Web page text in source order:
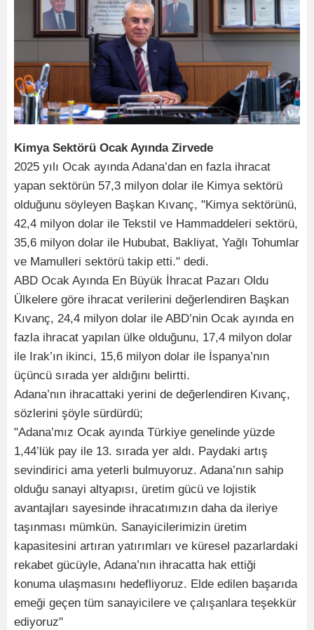
Kimya Sektörü Ocak Ayında Zirvede
2025 yılı Ocak ayında Adana’dan en fazla ihracat
yapan sektörün 57,3 milyon dolar ile Kimya sektörü
olduğunu söyleyen Başkan Kıvanç, "Kimya sektörünü,
42,4 milyon dolar ile Tekstil ve Hammaddeleri sektörü,
35,6 milyon dolar ile Hububat, Bakliyat, Yağlı Tohumlar
ve Mamulleri sektörü takip etti." dedi.
ABD Ocak Ayında En Büyük İhracat Pazarı Oldu
Ülkelere göre ihracat verilerini değerlendiren Başkan
Kıvanç, 24,4 milyon dolar ile ABD’nin Ocak ayında en
fazla ihracat yapılan ülke olduğunu, 17,4 milyon dolar
ile Irak’ın ikinci, 15,6 milyon dolar ile İspanya’nın
üçüncü sırada yer aldığını belirtti.
Adana’nın ihracattaki yerini de değerlendiren Kıvanç,
sözlerini şöyle sürdürdü;
"Adana’mız Ocak ayında Türkiye genelinde yüzde
1,44’lük pay ile 13. sırada yer aldı. Paydaki artış
sevindirici ama yeterli bulmuyoruz. Adana’nın sahip
olduğu sanayi altyapısı, üretim gücü ve lojistik
avantajları sayesinde ihracatımızın daha da ileriye
taşınması mümkün. Sanayicilerimizin üretim
kapasitesini artıran yatırımları ve küresel pazarlardaki
rekabet gücüyle, Adana’nın ihracatta hak ettiği
konuma ulaşmasını hedefliyoruz. Elde edilen başarıda
emeği geçen tüm sanayicilere ve çalışanlara teşekkür
ediyoruz"